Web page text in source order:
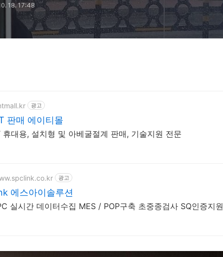
18. 17:48
광고
판매 에이티몰
휴대용, 설치형 및 아베굴절계 판매, 기술지원 전문
광고
에스아이솔루션
무선 SPC 실시간 데이터수집 MES / POP구축 초중종검사 SQ인증지원